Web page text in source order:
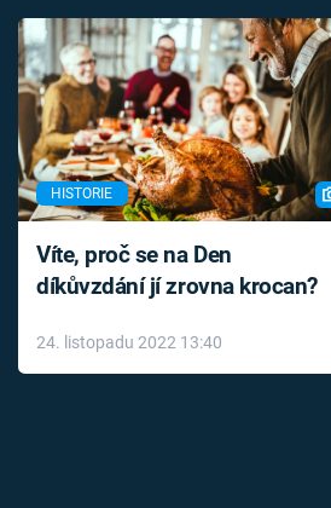
HISTORIE
Víte, proč se na Den
díkůvzdání jí zrovna krocan?
24. listopadu 2022 13:40